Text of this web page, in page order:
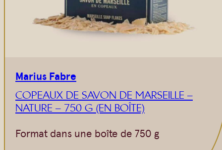
Végétales
Barres détachantes
Argiles
Crèmes visages
Exfoliants
Shampoings
Livres
Marius Fabre
COPEAUX DE SAVON DE MARSEILLE –
NATURE – 750 G (EN BOÎTE)
Format dans une boîte de 750 g